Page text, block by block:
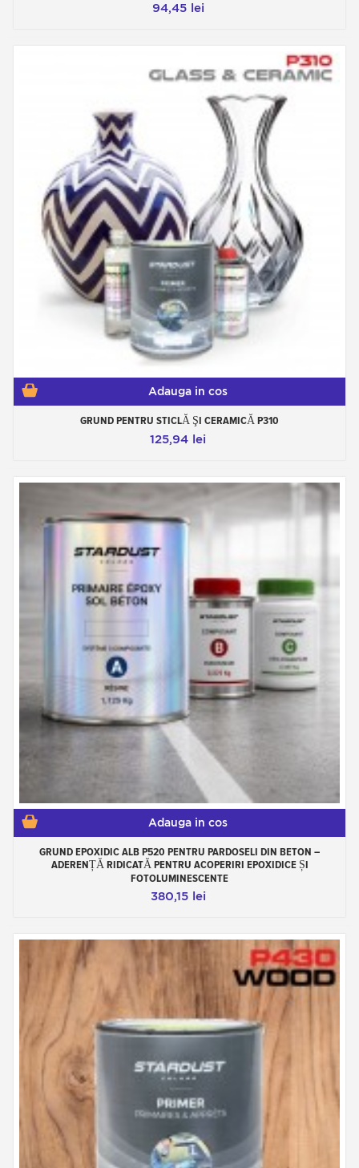
94,45 lei
Adauga in cos
GRUND PENTRU STICLĂ ŞI CERAMICĂ P310
125,94 lei
Adauga in cos
GRUND EPOXIDIC ALB P520 PENTRU PARDOSELI DIN BETON –
ADERENȚĂ RIDICATĂ PENTRU ACOPERIRI EPOXIDICE ȘI
FOTOLUMINESCENTE
380,15 lei